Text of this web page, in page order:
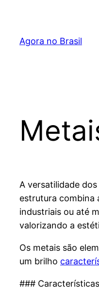
Agora no Brasil
A versatilidade
estrutura combina
industriais ou até
valorizando a
Os metais são
um brilho
###